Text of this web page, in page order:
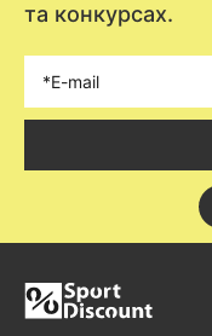
та конкурсах.